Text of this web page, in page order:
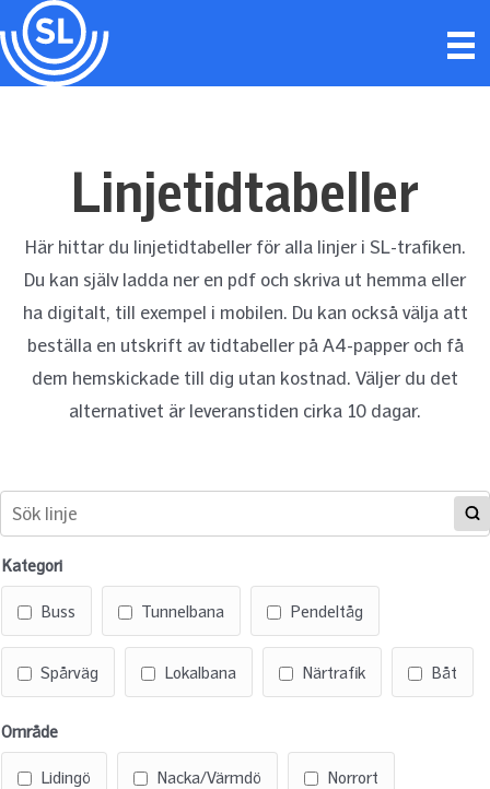
Hoppa
till
innehåll
Linjetidtabeller
Här hittar du linjetidtabeller för alla linjer i SL-trafiken.
Du kan själv ladda ner en pdf och skriva ut hemma eller
ha digitalt, till exempel i mobilen. Du kan också välja att
beställa en utskrift av tidtabeller på A4-papper och få
dem hemskickade till dig utan kostnad. Väljer du det
alternativet är leveranstiden cirka 10 dagar.
Kategori
Buss Tunnelbana Pendeltåg
Spårväg Lokalbana Närtrafik Båt
Område
Lidingö Nacka/Värmdö Norrort